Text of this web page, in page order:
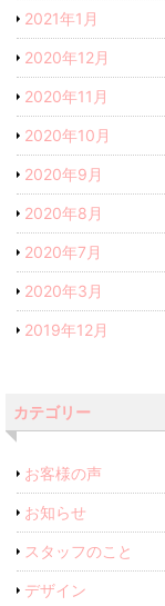
2021年1月
2020年12月
2020年11月
2020年10月
2020年9月
2020年8月
2020年7月
2020年3月
2019年12月
カテゴリー
お客様の声
お知らせ
スタッフのこと
デザイン